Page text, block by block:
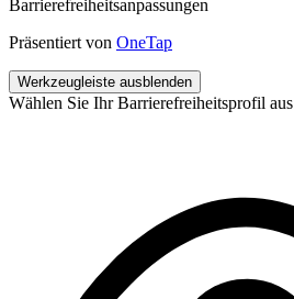
Barrierefreiheitsanpassungen
Präsentiert von OneTap
Werkzeugleiste ausblenden
Wählen Sie Ihr Barrierefreiheitsprofil aus